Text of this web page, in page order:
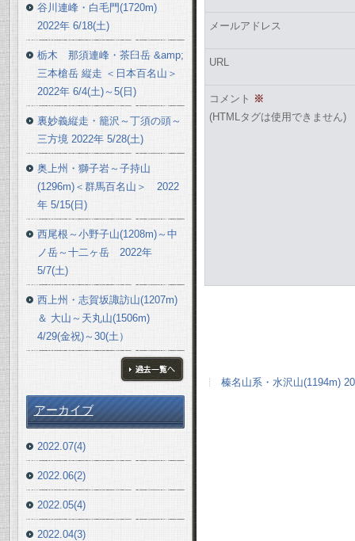
メールアドレス
URL
コメント ※
(HTMLタグは使用できません)
榛名山系・水沢山(1194m)
谷川連峰・白毛門(1720m)
2022年 6/18(土)
栃木 那須連峰・茶臼岳 &amp;
三本槍岳 縦走 ＜日本百名山＞
2022年 6/4(土)～5(日)
裏妙義縦走・籠沢～丁須の頭～
三方境 2022年 5/28(土)
奥上州・獅子岩～子持山
(1296m)＜群馬百名山＞ 2022
年 5/15(日)
西尾根～小野子山(1208m)～中
ノ岳～十二ヶ岳 2022年
5/7(土)
西上州・志賀坂諏訪山(1207m)
＆ 大山～天丸山(1506m)
4/29(金祝)～30(土）
アーカイブ
2022.07(4)
2022.06(2)
2022.05(4)
2022.04(3)